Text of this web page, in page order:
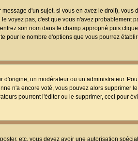
d'un sujet, si vous en avez le droit),
voyez pas, c'est que vous n'avez probablement
son nom dans le champ approprié puis
le nombre d'options que vous pourrez
un modérateur ou un administrateur.
n'a encore voté, vous pouvez alors supprimer
pourront l'éditer ou le supprimer, ceci pour
etc. vous devez avoir une autorisation